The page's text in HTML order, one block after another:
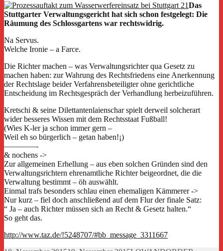
Das
Stuttgarter Verwaltungsgericht hat sich schon festgelegt: Die
Räumung des Schlossgartens war rechtswidrig.
Na Servus.
Welche Ironie – a Farce.
Die Richter machen – was Verwaltungsrichter qua Gesetz zu
machen haben: zur Wahrung des Rechtsfriedens eine Anerkennung
der Rechtslage beider Verfahrensbeteiligter ohne gerichtliche
Entscheidung im Rechtsgespräch der Verhandlung herbeizuführen.
Kretschi & seine Dilettantenlaienschar spielt derweil solcherart
wider besseres Wissen mit dem Rechtsstaat Fußball!
(Wies K-ler ja schon immer gern –
Weil eh so bürgerlich – getan haben!¡)
————-
& nochens ->
Zur allgemeinen Erhellung – aus eben solchen Gründen sind den
Verwaltungsrichtern ehrenamtliche Richter beigeordnet, die die
Verwaltung bestimmt – öh auswählt.
Einmal trafs besonders schlau einen ehemaligen Kämmerer ->
Nur kurz – fiel doch anschließend auf dem Flur der finale Satz:
“ Ja – auch Richter müssen sich an Recht & Gesetz halten.“
So geht das.
http://www.taz.de/!5248707/#bb_message_3311667